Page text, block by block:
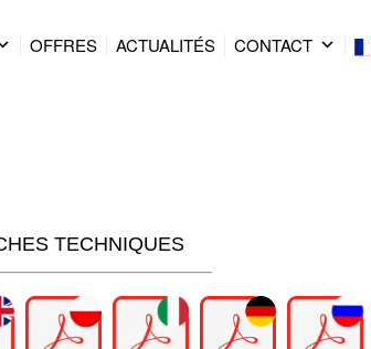
OFFRES ACTUALITÉS CONTACT
TECHNIQUES